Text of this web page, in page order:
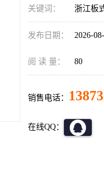
关键词： 浙江板
发布日期： 2026-
阅 读 量： 80
销售电话：
在线QQ：